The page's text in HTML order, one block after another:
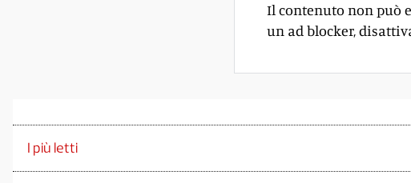
Il contenuto non può
un ad blocker,
I più letti